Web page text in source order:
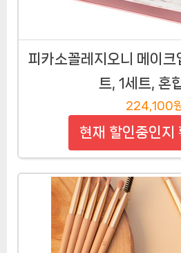
피카소꼴레지오니 메이크
트, 1세트, 혼
224,100
현재 할인중인지